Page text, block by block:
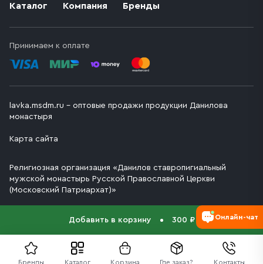
Бренды Каталог Корзина Где заказ? Контакты
Добавить в корзину 300 ₽
Каталог Компания Бренды
Принимаем к оплате
lavka.msdm.ru – оптовые продажи продукции Данилова
монастыря
Карта сайта
Религиозная организация «Данилов ставропигиальный
мужской монастырь Русской Православной Церкви
(Московский Патриархат)»
Онлайн-чат